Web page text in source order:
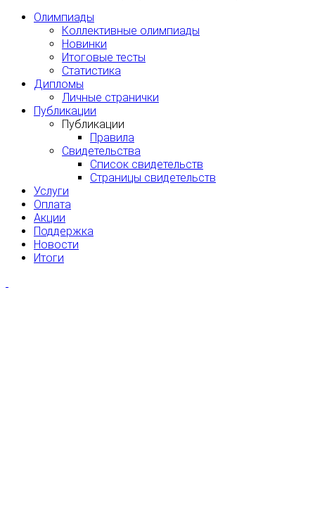
Олимпиады
Коллективные олимпиады
Новинки
Итоговые тесты
Статистика
Дипломы
Личные странички
Публикации
Публикации
Правила
Свидетельства
Список свидетельств
Страницы свидетельств
Услуги
Оплата
Акции
Поддержка
Новости
Итоги